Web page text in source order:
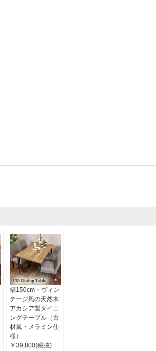
幅150cm・ヴィン
テージ風の天然木
アカシア製ダイニ
ングテーブル（古
材風・メラミン仕
様）
￥39,800(税抜)